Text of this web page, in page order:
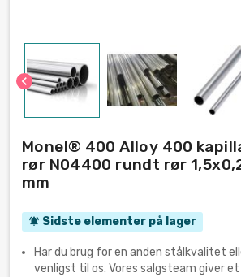
chevron_left
Monel® 400 Alloy 400
rør N04400 rundt rør
mm
notifications_active Sidste elementer på lager
Har du brug for en anden stålkvalitet
venligst til os. Vores salgsteam giver